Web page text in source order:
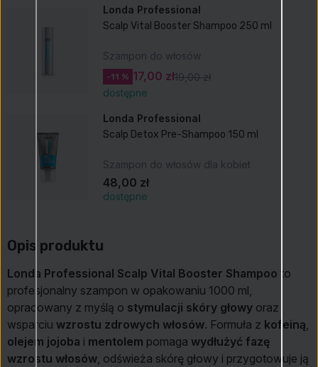
Opis produktu
Londa Professional Scalp Vital Booster Shampoo to
profesjonalny szampon w opakowaniu 1000 ml,
opracowany z myślą o stymulacji skóry głowy oraz
wsparciu wzrostu zdrowych włosów. Formuła z kofeiną
olejem jojoba i mentolem pomaga wydłużyć fazę
wzrostu włosów , odświeża skórę głowy i przygotowuje ją
Londa Professional
Scalp Vital Booster Shampoo 250 ml
Szampon do włosów
-11 % 17,00 zł19,00 zł
dostępne
Londa Professional
Scalp Detox Pre-Shampoo 150 ml
Szampon do włosów dla kobiet
48,00 zł
dostępne